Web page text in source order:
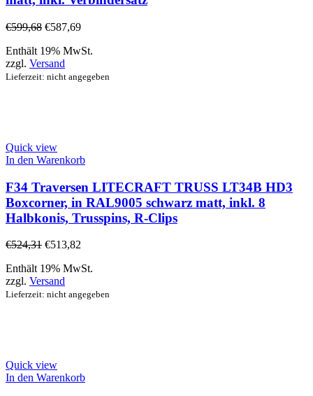
€599,68 €587,69
Enthält 19% MwSt.
zzgl. Versand
Lieferzeit: nicht angegeben
Quick view
In den Warenkorb
F34 Traversen LITECRAFT TRUSS LT34B HD3
Boxcorner, in RAL9005 schwarz matt, inkl. 8
Halbkonis, Trusspins, R-Clips
€524,31 €513,82
Enthält 19% MwSt.
zzgl. Versand
Lieferzeit: nicht angegeben
Quick view
In den Warenkorb